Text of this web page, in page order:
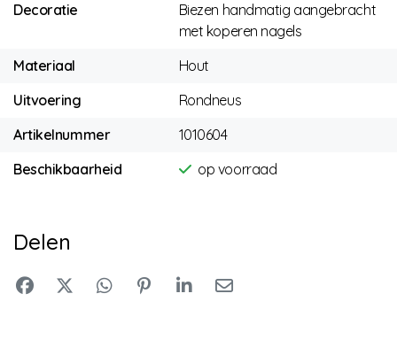
Decoratie
Biezen handmatig aangebracht
met koperen nagels
Materiaal
Hout
Uitvoering
Rondneus
Artikelnummer
1010604
Beschikbaarheid
op voorraad
Delen